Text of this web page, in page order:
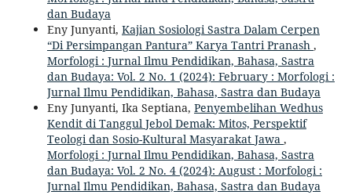
dan Budaya
Eny Junyanti, Kajian Sosiologi Sastra Dalam Cerpen
“Di Persimpangan Pantura” Karya Tantri Pranash ,
Morfologi : Jurnal Ilmu Pendidikan, Bahasa, Sastra
dan Budaya: Vol. 2 No. 1 (2024): February : Morfologi :
Jurnal Ilmu Pendidikan, Bahasa, Sastra dan Budaya
Eny Junyanti, Ika Septiana, Penyembelihan Wedhus
Kendit di Tanggul Jebol Demak: Mitos, Perspektif
Teologi dan Sosio-Kultural Masyarakat Jawa ,
Morfologi : Jurnal Ilmu Pendidikan, Bahasa, Sastra
dan Budaya: Vol. 2 No. 4 (2024): August : Morfologi :
Jurnal Ilmu Pendidikan, Bahasa, Sastra dan Budaya